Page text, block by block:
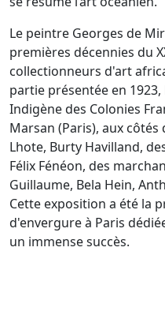
Le peintre Georges de
premières décennies du
collectionneurs d'art
partie présentée en
Indigène des Colonies
Marsan (Paris), aux
Lhote, Burty Havilland,
Félix Fénéon, des
Guillaume, Bela Hein,
Cette exposition a été la
d'envergure à Paris
un immense succès.